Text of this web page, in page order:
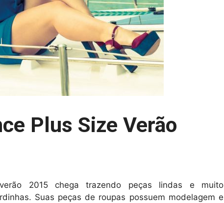
Plus Size Verão
2015 chega trazendo peças lindas e muito
Suas peças de roupas possuem modelagem e